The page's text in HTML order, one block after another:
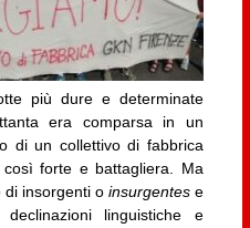
più dure e determinate
era comparsa in un
di un collettivo di fabbrica
così forte e battagliera. Ma
di insorgenti o insurgentese
linguistiche e